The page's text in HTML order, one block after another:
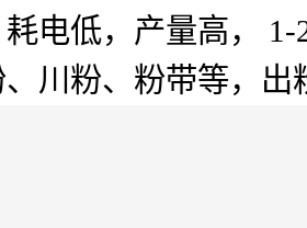
电低，产量高，
1-
川粉、粉带等，